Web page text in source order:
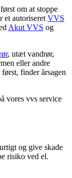
om at stoppe
et autoriseret VVS
Akut VVS og
, utæt vandrør,
eller andre
finder årsagen
vores vvs service
og give skade
risiko ved el.